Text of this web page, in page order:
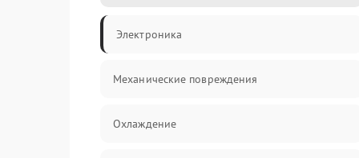
Электроника
Механические повреждения
Охлаждение